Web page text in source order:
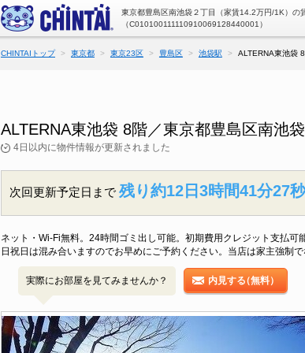
東京都豊島区南池袋２丁目（家賃14.2万円/1K）の
（C010100111110910069128440001）
CHINTAIトップ 東京都 東京23区 豊島区 池袋駅 ALTERNA東池袋
ALTERNA東池袋 8階／東京都豊島区南池
4日以内に物件情報が更新されました
次回更新予定日まで 残り約12日3時間41分26秒
ネット・Wi-Fi無料。24時間ゴミ出し可能。初期費用クレジット支払
日祝日は混み合いますのでお早めにご予約ください。当店は家主強制
実際にお部屋を見てみませんか？ 内見する（無料）